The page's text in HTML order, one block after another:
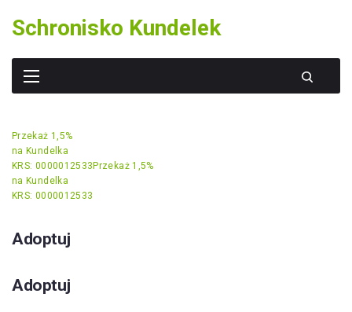
content
Schronisko Kundelek
Przekaż 1,5%
na Kundelka
KRS: 0000012533 Przekaż 1,5%
na Kundelka
KRS: 0000012533
Adoptuj
Adoptuj